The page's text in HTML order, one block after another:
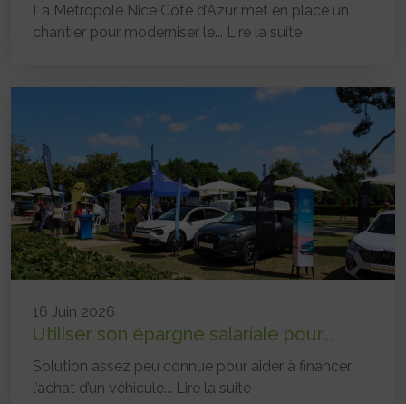
La Métropole Nice Côte d’Azur met en place un
chantier pour moderniser le... Lire la suite
16 Juin 2026
Utiliser son épargne salariale pour...
Solution assez peu connue pour aider à financer
l’achat d’un véhicule... Lire la suite